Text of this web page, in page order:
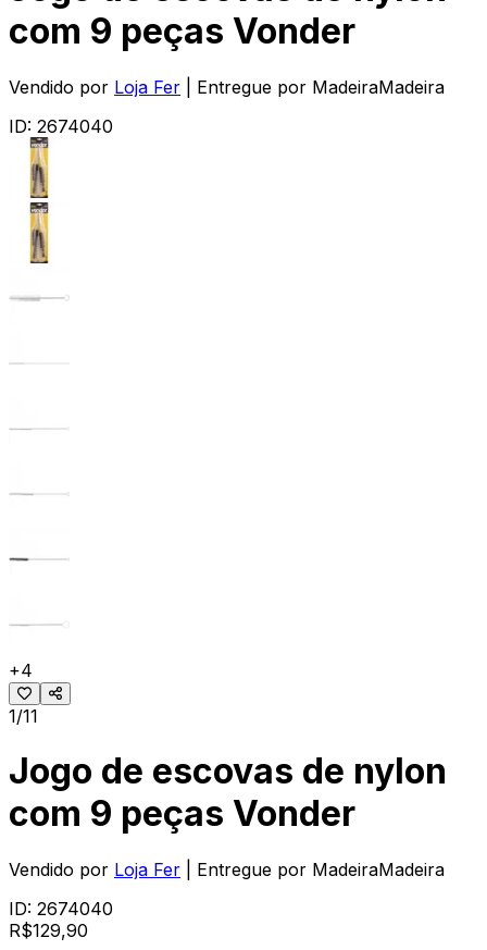
com 9 peças Vonder
Vendido por Loja Fer | Entregue por MadeiraMadeira
ID: 2674040
+4
1/11
Jogo de escovas de nylon
com 9 peças Vonder
Vendido por Loja Fer | Entregue por MadeiraMadeira
ID: 2674040
R$129,90